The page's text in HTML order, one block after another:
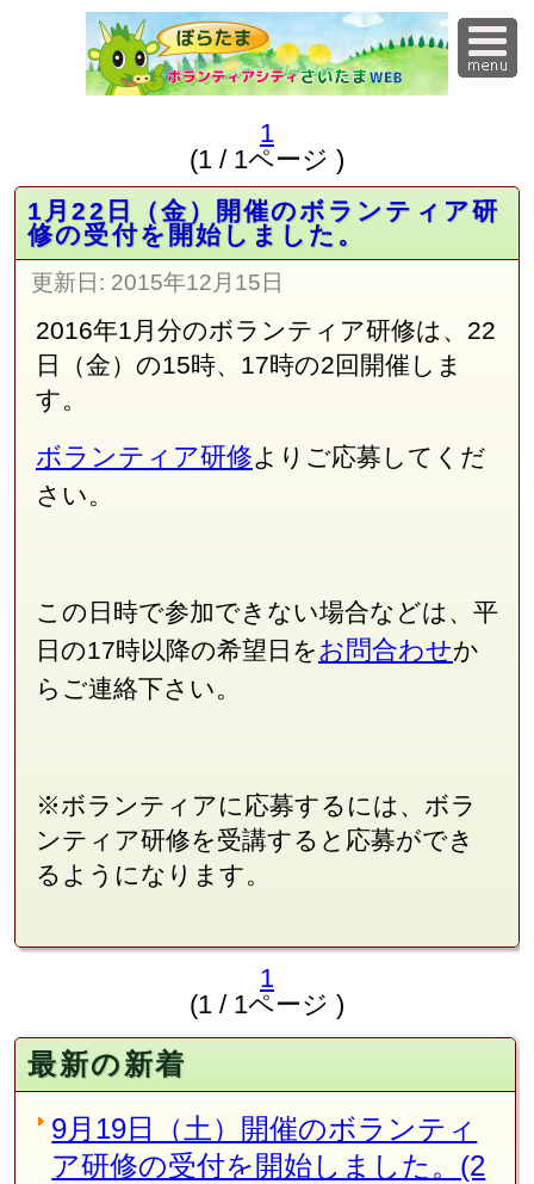
1
(1 / 1ページ )
1月22日（金）開催のボランティア研
修の受付を開始しました。
更新日: 2015年12月15日
2016年1月分のボランティア研修は、22
日（金）の15時、17時の2回開催しま
す。
ボランティア研修よりご応募してくだ
さい。
この日時で参加できない場合などは、平
日の17時以降の希望日をお問合わせか
らご連絡下さい。
※ボランティアに応募するには、ボラ
ンティア研修を受講すると応募ができ
るようになります。
1
(1 / 1ページ )
最新の新着
9月19日（土）開催のボランティ
ア研修の受付を開始しました。(2